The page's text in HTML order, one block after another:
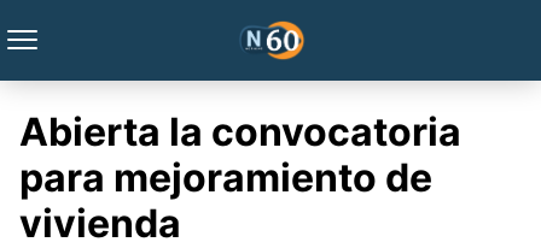
Abierta la convocatoria
para mejoramiento de
vivienda